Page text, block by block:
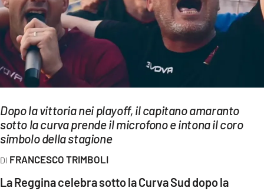
EVENTI
SPORT
Streaming
LAC NETWORK
LAC ONAIR
LaC
Network
Dopo la vittoria nei playoff, il capitano amaranto
sotto la curva prende il microfono e intona il coro
simbolo della stagione
FRANCESCO TRIMBOLI
La Reggina celebra sotto la Curva Sud dopo la